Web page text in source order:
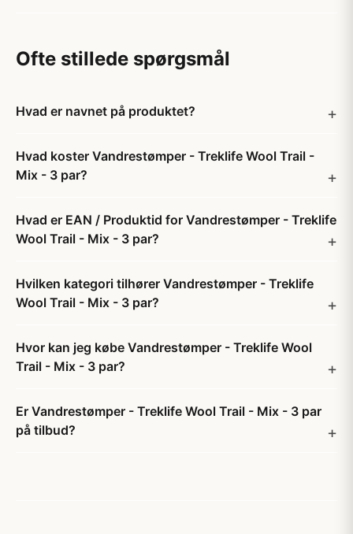
Ofte stillede spørgsmål
Hvad er navnet på produktet?
Hvad koster Vandrestømper - Treklife Wool Trail -
Mix - 3 par?
Hvad er EAN / Produktid for Vandrestømper - Treklife
Wool Trail - Mix - 3 par?
Hvilken kategori tilhører Vandrestømper - Treklife
Wool Trail - Mix - 3 par?
Hvor kan jeg købe Vandrestømper - Treklife Wool
Trail - Mix - 3 par?
Er Vandrestømper - Treklife Wool Trail - Mix - 3 par
på tilbud?